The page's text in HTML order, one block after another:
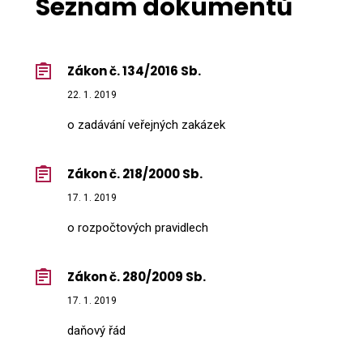
Seznam dokumentů
Zákon č. 134/2016 Sb.
22. 1. 2019
o zadávání veřejných zakázek
Zákon č. 218/2000 Sb.
17. 1. 2019
o rozpočtových pravidlech
Zákon č. 280/2009 Sb.
17. 1. 2019
daňový řád